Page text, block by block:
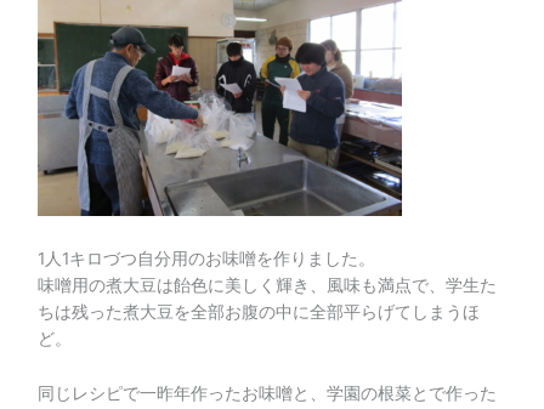
1人1キロづつ自分用のお味噌を作りました。
味噌用の煮大豆は飴色に美しく輝き、風味も満点で、学生た
ちは残った煮大豆を全部お腹の中に全部平らげてしまうほ
ど。
同じレシピで一昨年作ったお味噌と、学園の根菜とで作った